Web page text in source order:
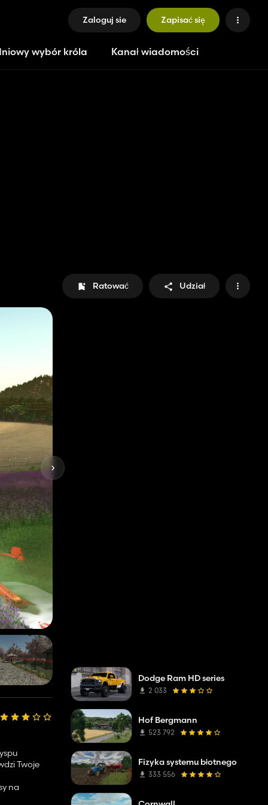
Zaloguj sie Zapisać się
wybór króla Kanał wiadomości
Ratować Udział
Twoje
na
Dodge Ram HD series
2 033
Hof Bergmann
523 792
Fizyka systemu błotnego
333 556